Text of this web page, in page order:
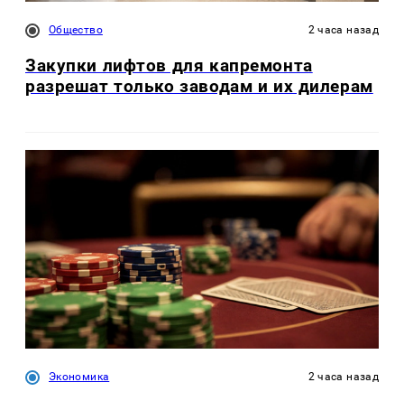
Общество 2 часа назад
Закупки лифтов для капремонта
разрешат только заводам и их дилерам
Экономика 2 часа назад